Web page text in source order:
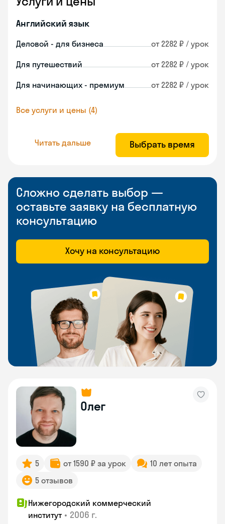
Английский язык
Деловой - для бизнеса от 2282 ₽ / урок
Для путешествий от 2282 ₽ / урок
Для начинающих - премиум от 2282 ₽ / урок
Все услуги и цены (4)
Читать дальше Выбрать время
Сложно сделать выбор —
оставьте заявку на бесплатную
консультацию
Хочу на консультацию
Олег
5 от 1590 ₽ за урок
10 лет опыта
5 отзывов
Нижегородский коммерческий
институт • 2006 г.